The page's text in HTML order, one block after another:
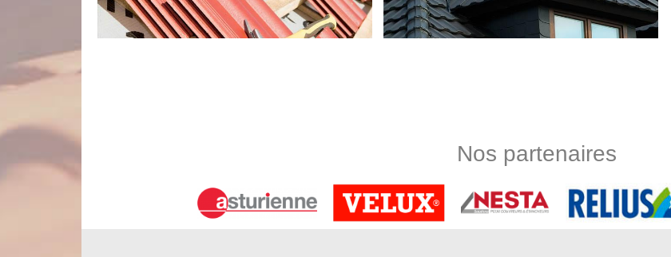
son savoir-faire et son professionnalisme. Chaque chantier sera réalisé sur mesure, au moyen de matériel
expérimenté tel que Nord Artois. Quelle que soit la nature de votre projet, nous saurons adopter la méthode la
plus adéquate. De plus, nous pouvons vous garantir que le résultat de nos interventions correspondra à vos
attentes et pourrait même vous surprendre.
Nos partenaires